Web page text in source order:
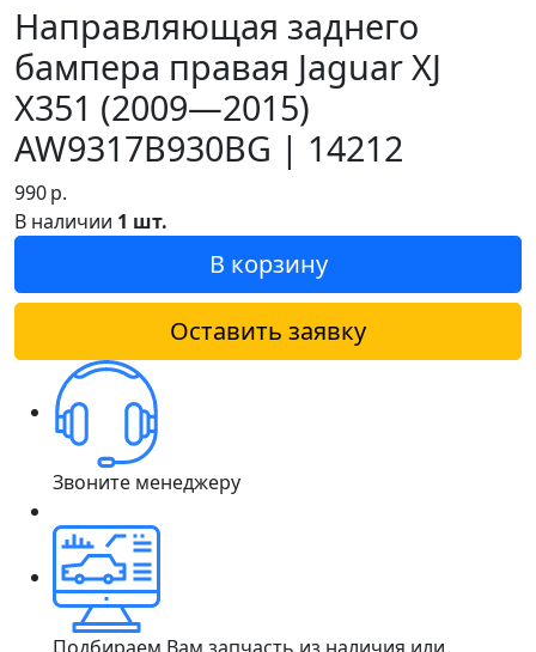
Направляющая заднего
бампера правая Jaguar XJ
X351 (2009—2015)
AW9317B930BG | 14212
990р.
В наличии 1 шт.
В корзину
Оставить заявку
Звоните менеджеру